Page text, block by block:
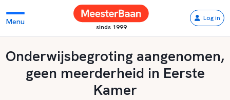
Menu
sinds 1999
Log in
Onderwijsbegroting aangenomen,
geen meerderheid in Eerste
Kamer